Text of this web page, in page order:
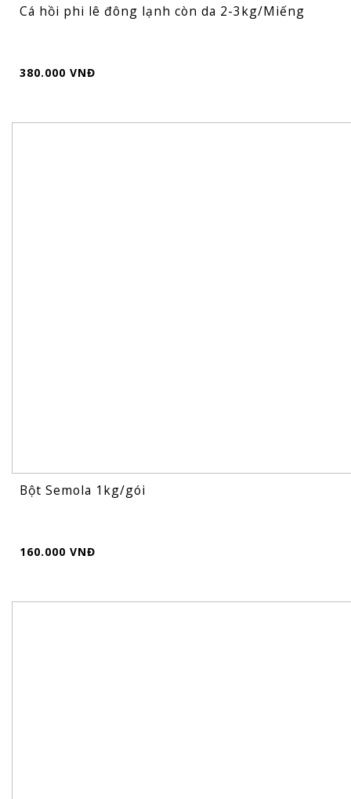
Cá hồi phi lê đông lạnh còn da 2-3kg/Miếng
380.000 VNĐ
Bột Semola 1kg/gói
160.000 VNĐ